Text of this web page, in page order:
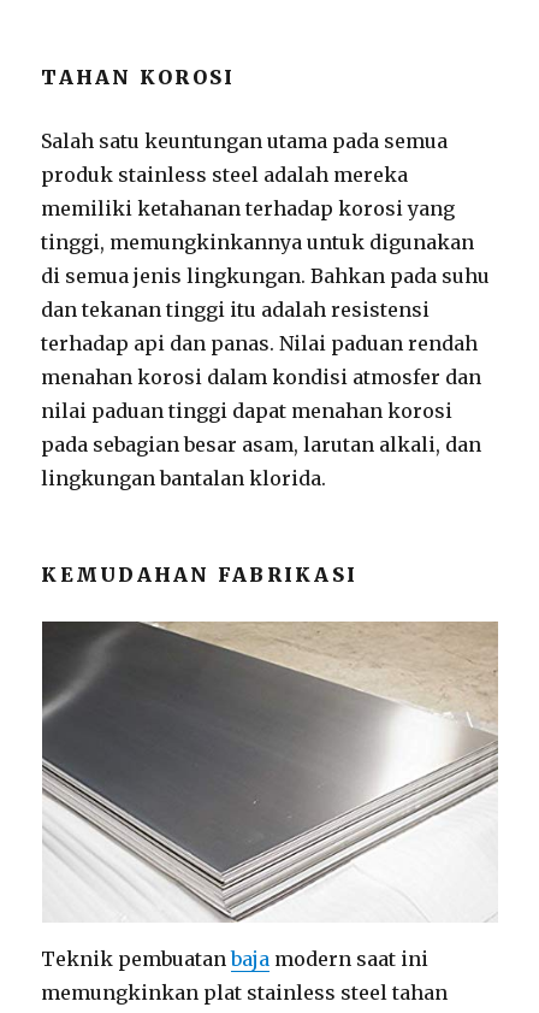
TAHAN KOROSI
Salah satu keuntungan utama pada semua
produk stainless steel adalah mereka
memiliki ketahanan terhadap korosi yang
tinggi, memungkinkannya untuk digunakan
di semua jenis lingkungan. Bahkan pada suhu
dan tekanan tinggi itu adalah resistensi
terhadap api dan panas. Nilai paduan rendah
menahan korosi dalam kondisi atmosfer dan
nilai paduan tinggi dapat menahan korosi
pada sebagian besar asam, larutan alkali, dan
lingkungan bantalan klorida.
KEMUDAHAN FABRIKASI
Teknik pembuatanbaja modern saat ini
memungkinkan plat stainless steel tahan